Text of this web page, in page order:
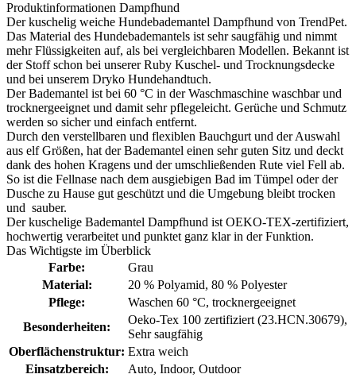
Produktinformationen Dampfhund
Der kuschelig weiche Hundebademantel Dampfhund von TrendPet.
Das Material des Hundebademantels ist sehr saugfähig und nimmt
mehr Flüssigkeiten auf, als bei vergleichbaren Modellen. Bekannt ist
der Stoff schon bei unserer Ruby Kuschel- und Trocknungsdecke
und bei unserem Dryko Hundehandtuch.
Der Bademantel ist bei 60 °C in der Waschmaschine waschbar und
trocknergeeignet und damit sehr pflegeleicht. Gerüche und Schmutz
werden so sicher und einfach entfernt.
Durch den verstellbaren und flexiblen Bauchgurt und der Auswahl
aus elf Größen, hat der Bademantel einen sehr guten Sitz und deckt
dank des hohen Kragens und der umschließenden Rute viel Fell ab.
So ist die Fellnase nach dem ausgiebigen Bad im Tümpel oder der
Dusche zu Hause gut geschützt und die Umgebung bleibt trocken
und sauber.
Der kuschelige Bademantel Dampfhund ist OEKO-TEX-zertifiziert,
hochwertig verarbeitet und punktet ganz klar in der Funktion.
Das Wichtigste im Überblick
Farbe:
Grau
Material:
20 % Polyamid, 80 % Polyester
Pflege:
Waschen 60 °C, trocknergeeignet
Besonderheiten:
Oeko-Tex 100 zertifiziert (23.HCN.30679),
Sehr saugfähig
Oberflächenstruktur: Extra weich
Einsatzbereich:
Auto, Indoor, Outdoor